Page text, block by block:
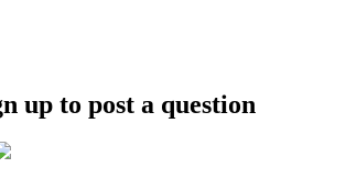
up to post a question